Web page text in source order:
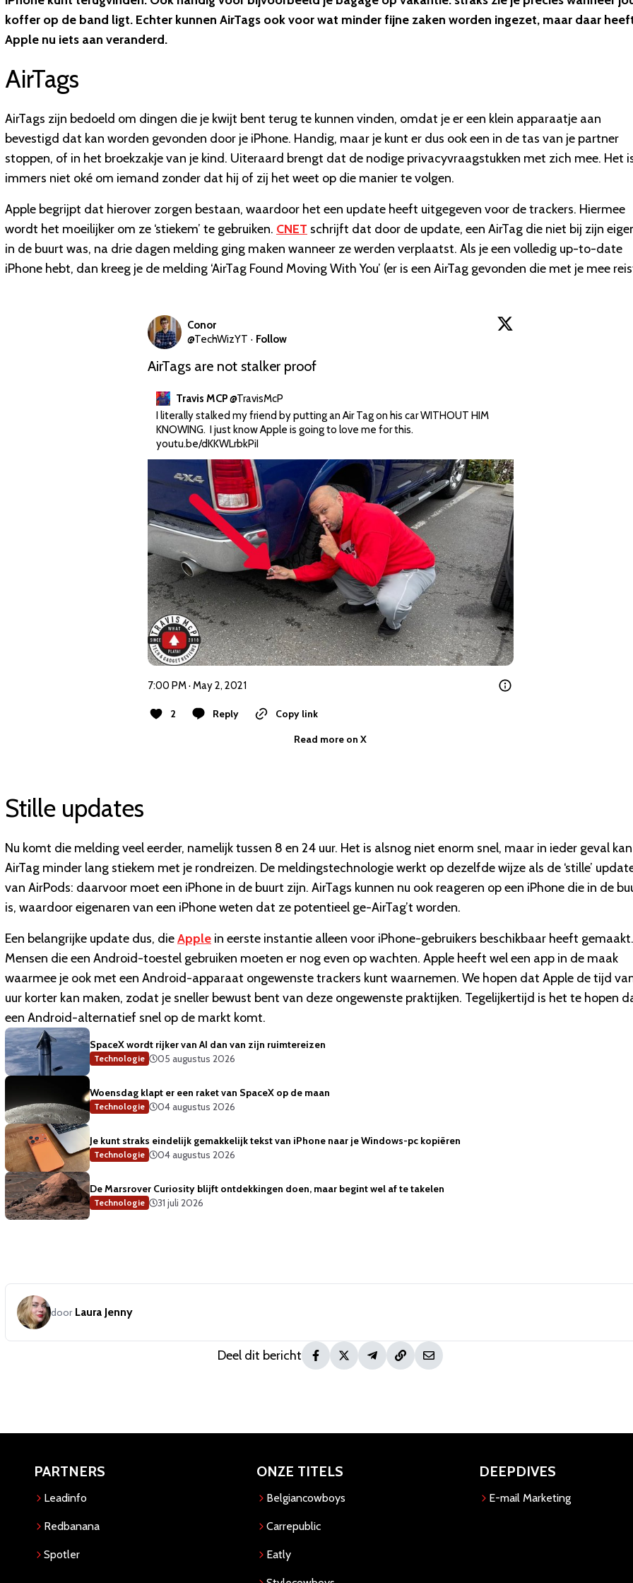
koffer op de band ligt. Echter kunnen AirTags ook voor wat minder fijne zaken worden ingezet, maar daar
Apple nu iets aan veranderd.
AirTags
AirTags zijn bedoeld om dingen die je kwijt bent terug te kunnen vinden, omdat je er een klein apparaatje aan
bevestigd dat kan worden gevonden door je iPhone. Handig, maar je kunt er dus ook een in de tas van je partner
stoppen, of in het broekzakje van je kind. Uiteraard brengt dat de nodige privacyvraagstukken met zich mee. Het
immers niet oké om iemand zonder dat hij of zij het weet op die manier te volgen.
Apple begrijpt dat hierover zorgen bestaan, waardoor het een update heeft uitgegeven voor de trackers. Hiermee
wordt het moeilijker om ze ‘stiekem’ te gebruiken. CNET schrijft dat door de update, een AirTag die niet bij zijn
in de buurt was, na drie dagen melding ging maken wanneer ze werden verplaatst. Als je een volledig up-to-date
iPhone hebt, dan kreeg je de melding ‘AirTag Found Moving With You’ (er is een AirTag gevonden die met je mee
Conor
@TechWizYT · Follow
AirTags are not stalker proof
Travis MCP@TravisMcP
I literally stalked my friend by putting an Air Tag on his car WITHOUT HIM
KNOWING.  I just know Apple is going to love me for this.
youtu.be/dKKWLrbkPiI
7:00 PM · May 2, 2021
2 Reply
Copy link
Read more on X
Stille updates
Nu komt die melding veel eerder, namelijk tussen 8 en 24 uur. Het is alsnog niet enorm snel, maar in ieder geval
AirTag minder lang stiekem met je rondreizen. De meldingstechnologie werkt op dezelfde wijze als de ‘stille’
van AirPods: daarvoor moet een iPhone in de buurt zijn. AirTags kunnen nu ook reageren op een iPhone die in de
is, waardoor eigenaren van een iPhone weten dat ze potentieel ge-AirTag’t worden.
Een belangrijke update dus, dieApple in eerste instantie alleen voor iPhone-gebruikers beschikbaar heeft gemaakt.
Mensen die een Android-toestel gebruiken moeten er nog even op wachten. Apple heeft wel een app in de maak
waarmee je ook met een Android-apparaat ongewenste trackers kunt waarnemen. We hopen dat Apple de tijd
uur korter kan maken, zodat je sneller bewust bent van deze ongewenste praktijken. Tegelijkertijd is het te hopen
een Android-alternatief snel op de markt komt.
SpaceX wordt rijker van AI dan van zijn ruimtereizen
Technologie 05 augustus 2026
Woensdag klapt er een raket van SpaceX op de maan
Technologie 04 augustus 2026
Je kunt straks eindelijk gemakkelijk tekst van iPhone naar je Windows-pc kopiëren
Technologie 04 augustus 2026
De Marsrover Curiosity blijft ontdekkingen doen, maar begint wel af te takelen
Technologie 31 juli 2026
door Laura Jenny
Deel dit bericht
PARTNERS
Leadinfo
Redbanana
Spotler
ONZE TITELS
Belgiancowboys
Carrepublic
Eatly
DEEPDIVES
E-mail Marketing